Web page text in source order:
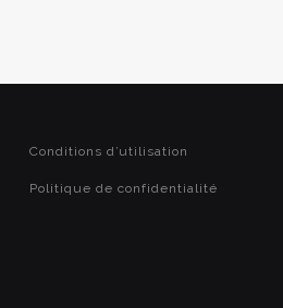
Conditions d’utilisation
Politique de confidentialité